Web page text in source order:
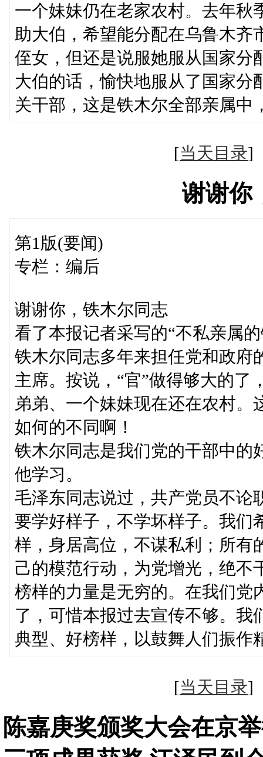
一个妹妹仍在老家农村。去年秋
助大伯，希望能分配在乌鲁木齐
侄女，但还是说服她服从国家分
大伯的话，愉快地服从了国家分
关干部，这是铁木尔全部亲属中
[当天目录
谢谢你
第1版(要闻)
专栏：编后
谢谢你，铁木尔同志
看了本报记者采写的“不私亲属
铁木尔同志多年来担任党和政府
主席。按说，“官”做得够大的了
弟弟、一个妹妹现在还在农村。
如何的不同啊！
铁木尔同志是我们党的干部中的
他学习。
毛泽东同志说过，共产党员不论
要学好样子，不学坏样子。我们
样，身居高位，不谋私利；所有
己的模范行动，为党增光，绝不
榜样的力量是无穷的。在我们党
了，可惜本报过去宣传不够。我
典型、好榜样，以鼓舞人们振作
[当天目录
陈嘉庚奖颁奖大会在京